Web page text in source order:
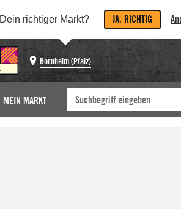
Dein richtiger Markt? JA, RICHTIG
Bornheim (Pfalz)
MEIN MARKT